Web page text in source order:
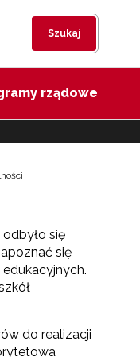
Szukaj
rządowe
się
się
do realizacji